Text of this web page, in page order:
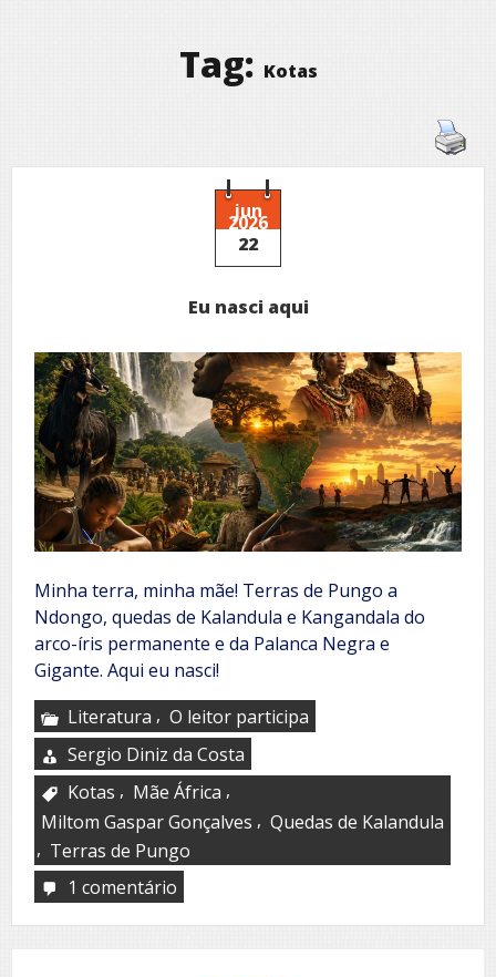
Tag: Kotas
jun
2026
22
Eu nasci aqui
Minha terra, minha mãe! Terras de Pungo a
Ndongo, quedas de Kalandula e Kangandala do
arco-íris permanente e da Palanca Negra e
Gigante. Aqui eu nasci!
Literatura , O leitor participa
Sergio Diniz da Costa
Kotas , Mãe África ,
Miltom Gaspar Gonçalves , Quedas de Kalandula
, Terras de Pungo
1 comentário
nasci